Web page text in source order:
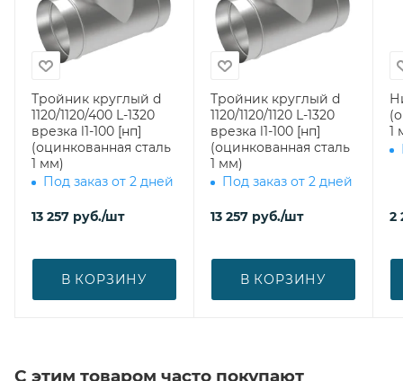
Тройник круглый d
1120/1120/400 L-1320
врезка l1-100 [нп]
(оцинкованная сталь
1 мм)
Под заказ от 2 дней
13 257 руб./шт
В КОРЗИНУ
Тройник круглый d
1120/1120/1120 L-1320
врезка l1-100 [нп]
(оцинкованная сталь
1 мм)
Под заказ от 2 дней
13 257 руб./шт
В КОРЗИНУ
1
2
С этим товаром часто покупают